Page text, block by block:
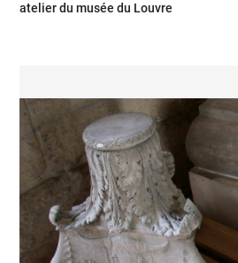
atelier du musée du Louvre